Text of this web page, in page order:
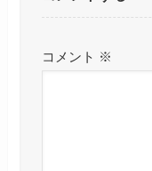
コメント ※